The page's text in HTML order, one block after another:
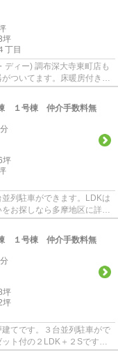
坪
丁目
ィー) 調布深大寺東町店も
ついてます。床暖房付き物
１号棟 仲介手数料無
坪
列駐車ができます。LDKは
お探しなら多摩地区に詳し
１号棟 仲介手数料無
坪
坪
てです。３台並列駐車がで
ト付の２LDK＋２Sです。